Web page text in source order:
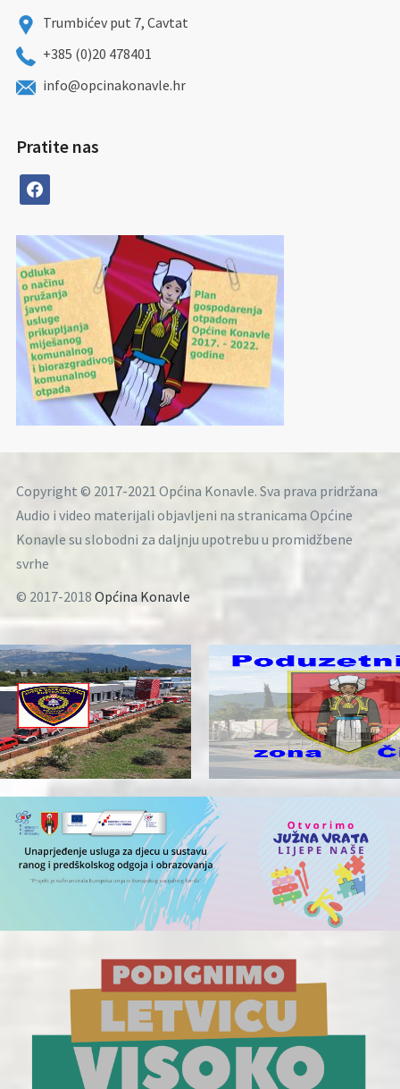
Trumbićev put 7, Cavtat
+385 (0)20 478401
info@opcinakonavle.hr
Pratite nas
facebook
Copyright © 2017-2021 Općina Konavle. Sva prava pridržana
Audio i video materijali objavljeni na stranicama Općine
Konavle su slobodni za daljnju upotrebu u promidžbene
svrhe
© 2017-2018 Općina Konavle